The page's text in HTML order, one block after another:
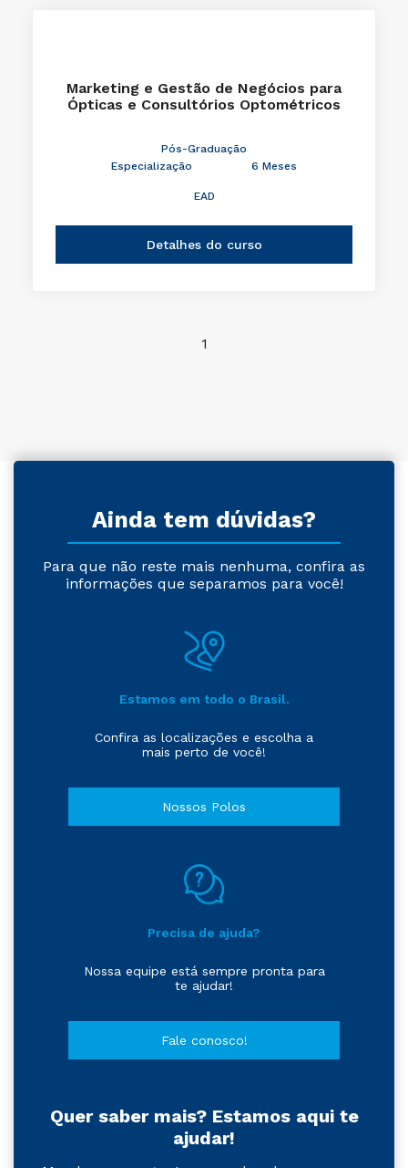
Marketing e Gestão de Negócios para
Ópticas e Consultórios Optométricos
Pós-Graduação
Especialização
6 Meses
EAD
Detalhes do curso
1
Ainda tem dúvidas?
Para que não reste mais nenhuma, confira as
informações que separamos para você!
Estamos em todo o Brasil.
Confira as localizações e escolha a
mais perto de você!
Nossos Polos
Precisa de ajuda?
Nossa equipe está sempre pronta para
te ajudar!
Fale conosco!
Quer saber mais? Estamos aqui te
ajudar!